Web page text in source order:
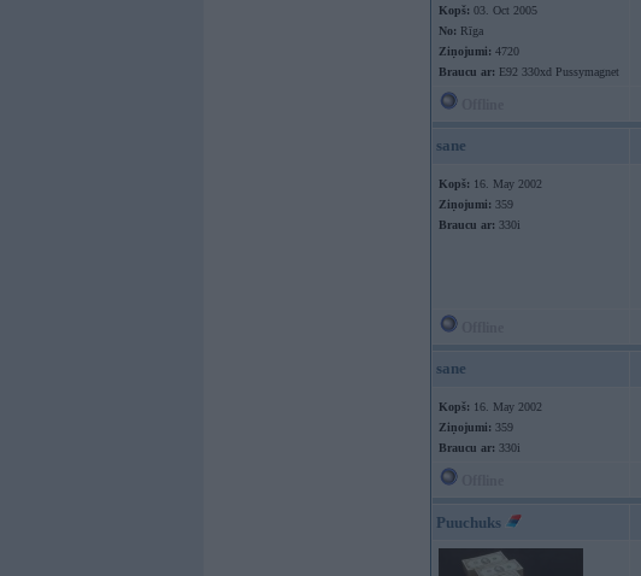
Kopš: 03. Oct 2005
No: Rīga
Ziņojumi: 4720
Braucu ar: E92 330xd Pussymagnet
sane
Kopš: 16. May 2002
Ziņojumi: 359
Braucu ar: 330i
sane
Kopš: 16. May 2002
Ziņojumi: 359
Braucu ar: 330i
Puuchuks